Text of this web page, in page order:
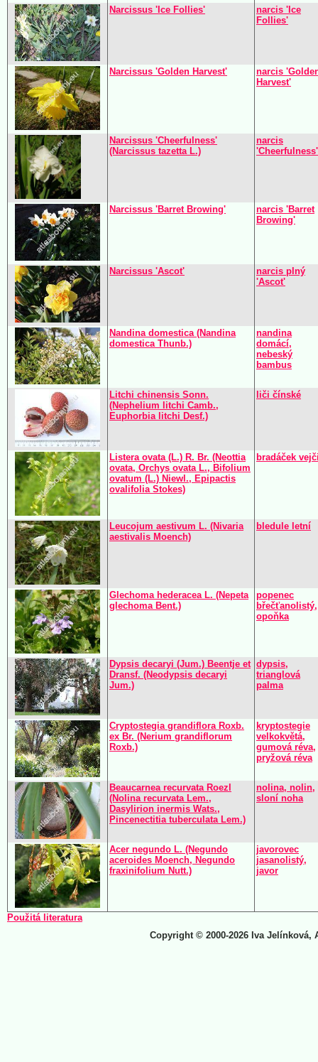
Narcissus 'Ice Follies'
narcis 'Ice
Follies'
Narcissus 'Golden Harvest'
narcis
Harvest'
Narcissus 'Cheerfulness'
(Narcissus tazetta L.)
narcis
'Cheerfulness'
Narcissus 'Barret Browing'
narcis 'Barret
Browing'
Narcissus 'Ascot'
narcis plný
'Ascot'
Nandina domestica (Nandina
domestica Thunb.)
nandina
domácí,
nebeský
bambus
Litchi chinensis Sonn.
(Nephelium litchi Camb.,
Euphorbia litchi Desf.)
liči čínské
Listera ovata (L.) R. Br. (Neottia
ovata, Orchys ovata L., Bifolium
ovatum (L.) Niewl., Epipactis
ovalifolia Stokes)
bradáček
Leucojum aestivum L. (Nivaria
aestivalis Moench)
bledule letní
Glechoma hederacea L. (Nepeta
glechoma Bent.)
popenec
břečťanolistý,
opoňka
Dypsis decaryi (Jum.) Beentje et
Dransf. (Neodypsis decaryi
Jum.)
dypsis,
trianglová
palma
Cryptostegia grandiflora Roxb.
ex Br. (Nerium grandiflorum
Roxb.)
kryptostegie
velkokvětá,
gumová réva,
pryžová réva
Beaucarnea recurvata Roezl
(Nolina recurvata Lem.,
Dasylirion inermis Wats.,
Pincenectitia tuberculata Lem.)
nolina, nolin,
sloní noha
Acer negundo L. (Negundo
aceroides Moench, Negundo
fraxinifolium Nutt.)
javorovec
jasanolistý,
javor
Použitá literatura
Copyright © 2000-2026 Iva Jelínková,